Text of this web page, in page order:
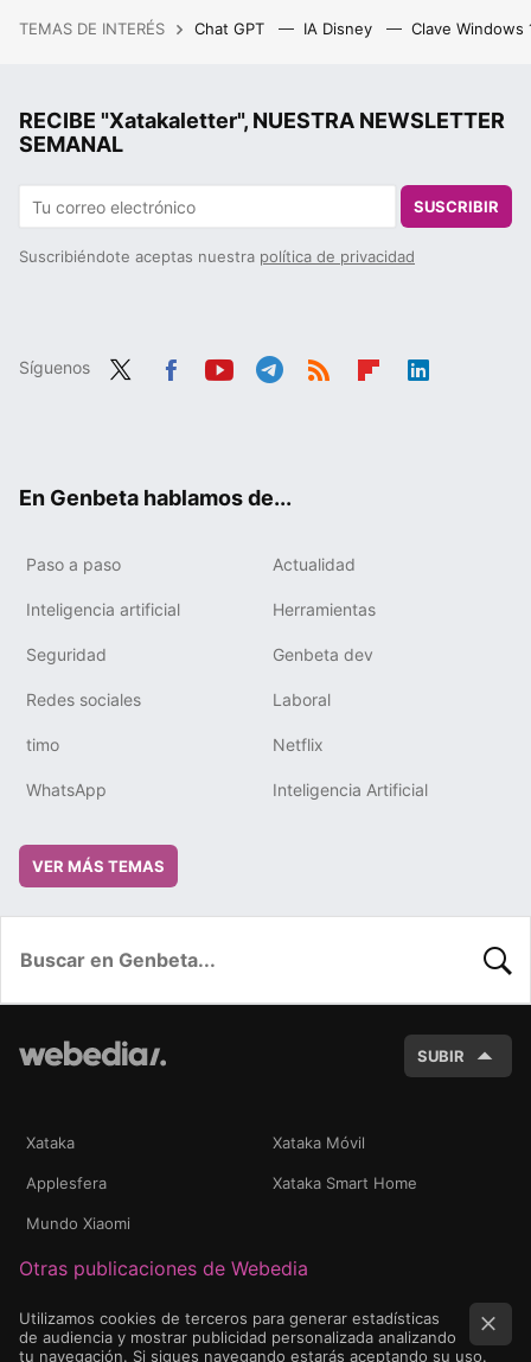
TEMAS DE INTERÉS Chat GPT IA Disney Clave Windows
RECIBE "Xatakaletter", NUESTRA NEWSLETTER
SEMANAL
SUSCRIBIR
Suscribiéndote aceptas nuestra política de privacidad
Síguenos
En Genbeta hablamos de...
Paso a paso Actualidad
Inteligencia artificial Herramientas
Seguridad Genbeta dev
Redes sociales Laboral
timo Netflix
WhatsApp Inteligencia Artificial
VER MÁS TEMAS
SUBIR
Xataka Xataka Móvil
Applesfera Xataka Smart Home
Mundo Xiaomi
Otras publicaciones de Webedia
Utilizamos cookies de terceros para generar estadísticas
de audiencia y mostrar publicidad personalizada analizando
tu navegación. Si sigues navegando estarás aceptando su uso.